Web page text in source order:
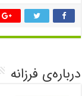
درباره‌ی فرزانه